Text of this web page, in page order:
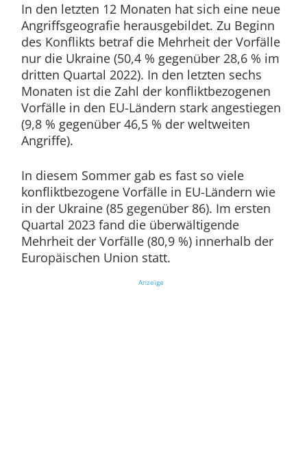
In den letzten 12 Monaten hat sich eine neue
Angriffsgeografie herausgebildet. Zu Beginn
des Konflikts betraf die Mehrheit der Vorfälle
nur die Ukraine (50,4 % gegenüber 28,6 % im
dritten Quartal 2022). In den letzten sechs
Monaten ist die Zahl der konfliktbezogenen
Vorfälle in den EU-Ländern stark angestiegen
(9,8 % gegenüber 46,5 % der weltweiten
Angriffe).
In diesem Sommer gab es fast so viele
konfliktbezogene Vorfälle in EU-Ländern wie
in der Ukraine (85 gegenüber 86). Im ersten
Quartal 2023 fand die überwältigende
Mehrheit der Vorfälle (80,9 %) innerhalb der
Europäischen Union statt.
Anzeige